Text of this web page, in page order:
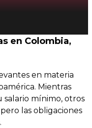
en Colombia,
en materia
Mientras
salario mínimo, otros
las obligaciones